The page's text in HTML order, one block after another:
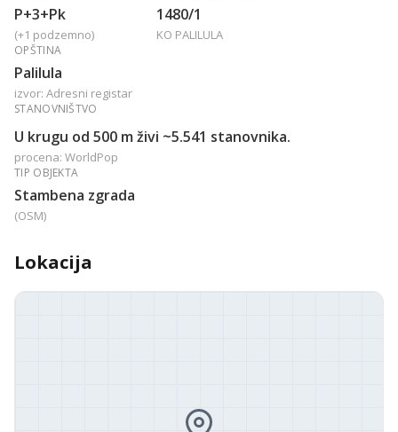
P+3+Pk
(+1 podzemno)
1480/1
KO PALILULA
OPŠTINA
Palilula
izvor: Adresni registar
STANOVNIŠTVO
U krugu od 500 m živi ~5.541 stanovnika.
procena: WorldPop
TIP OBJEKTA
Stambena zgrada
(OSM)
Lokacija